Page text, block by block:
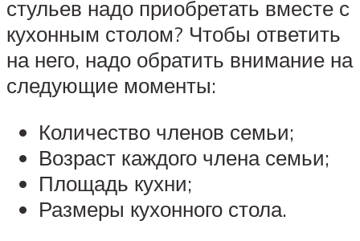
стульев надо приобретать вместе с
кухонным столом? Чтобы ответить
на него, надо обратить внимание на
следующие моменты:
Количество членов семьи;
Возраст каждого члена семьи;
Площадь кухни;
Размеры кухонного стола.